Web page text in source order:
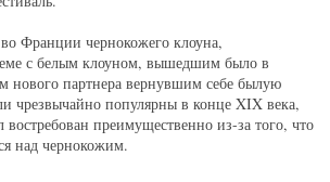
Франции чернокожего клоуна,
с белым клоуном, вышедшим было в
нового партнера вернувшим себе былую
чрезвычайно популярны в конце XIX века,
преимущественно из-за того, что
над чернокожим.